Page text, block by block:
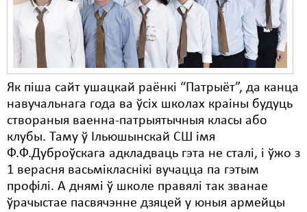
Як піша сайт ушацкай раёнкі “Патрыёт”, да канца
навучальнага года ва ўсіх школах краіны будуць
створаныя ваенна-патрыятычныя класы або
клубы. Таму ў Ільюшынскай СШ імя
Ф.Ф.Дуброўскага адкладваць гэта не сталі, і ўжо з
1 верасня васьмікласнікі вучацца па гэтым
профілі. А днямі ў школе правялі так званае
ўрачыстае пасвячэнне дзяцей у юныя армейцы
КПЧ ААН
Культурныя правы
ЛПП
Мігранты
Мірныя сходы
Палітвязьні
Праваабаронцы
Правы дзіцяці